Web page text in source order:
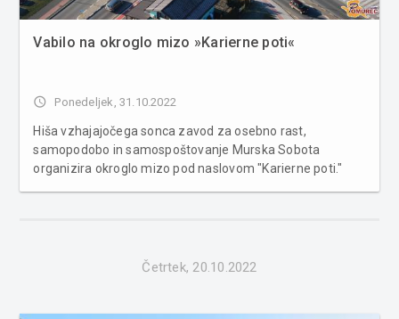
Vabilo na okroglo mizo »Karierne poti«
access_time Ponedeljek, 31.10.2022
Hiša vzhajajočega sonca zavod za osebno rast,
samopodobo in samospoštovanje Murska Sobota
organizira okroglo mizo pod naslovom "Karierne poti."
Četrtek, 20.10.2022